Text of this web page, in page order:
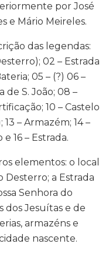
por José
e Mário Meireles.
das legendas:
02 – Estrada
05 – (?) 06 –
de S. João; 08 –
10 – Castelo
13 – Armazém; 14 –
16 – Estrada.
elementos: o local
a Estrada
Senhora do
dos Jesuítas e de
armazéns e
nascente.